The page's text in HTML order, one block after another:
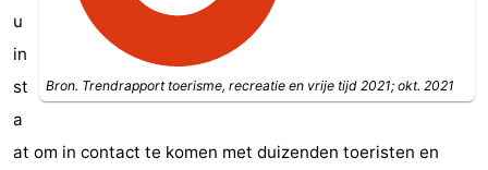
Port
Greve
-
Zeeuwse
Kust
Bed
(&
Campings
Bron. Trendrapport toerisme, recreatie en vrije tijd 2021; okt. 2021
u
in
st
a
at om in contact te komen met duizenden toeristen en